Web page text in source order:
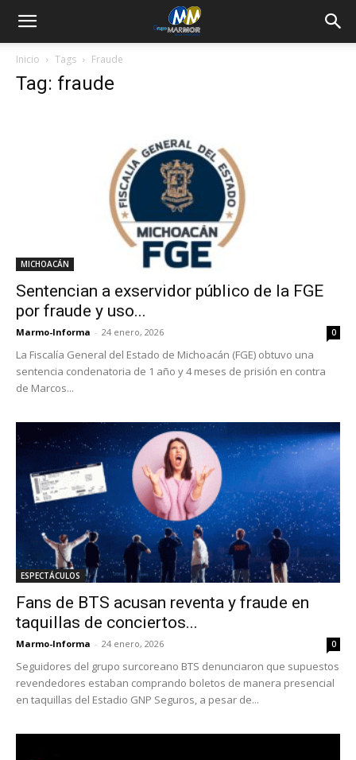
Inicio Tags Fraude
Tag: fraude
MICHOACÁN
Sentencian a exservidor público de la FGE
por fraude y uso...
Marmo-Informa - 24 enero, 2026 0
La Fiscalía General del Estado de Michoacán (FGE) obtuvo una
sentencia condenatoria de 1 año y 4 meses de prisión en contra
de Marcos...
ESPECTÁCULOS
Fans de BTS acusan reventa y fraude en
taquillas de conciertos...
Marmo-Informa - 24 enero, 2026 0
Seguidores del grupo surcoreano BTS denunciaron que supuestos
revendedores estaban comprando boletos de manera presencial
en taquillas del Estadio GNP Seguros, a pesar de...